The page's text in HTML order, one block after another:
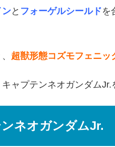
ンと フォーゲルシールドを
超獣形態コズモフェニッ
ャプテンネオガンダム
ネオガンダムJr.